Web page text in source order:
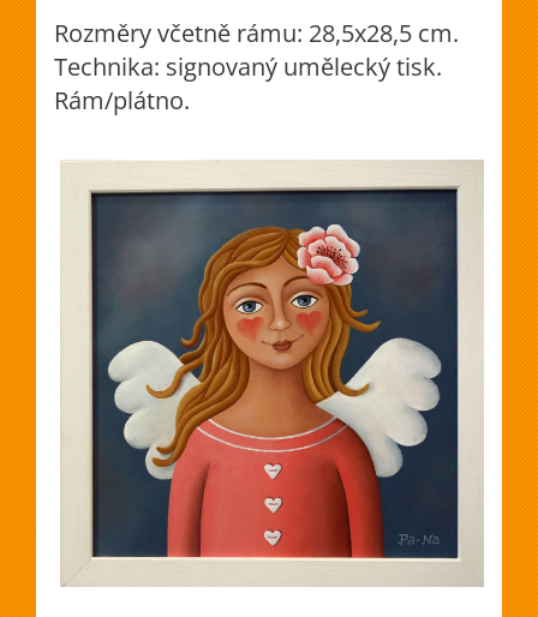
Rozměry včetně rámu: 28,5x28,5 cm.
Technika: signovaný umělecký tisk.
Rám/plátno.